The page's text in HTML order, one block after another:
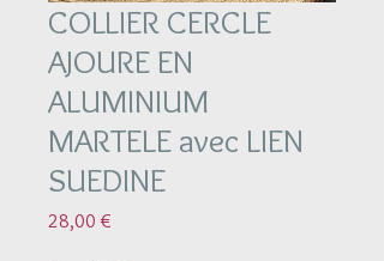
COLLIER CERCLE
AJOURE EN
ALUMINIUM
MARTELE avec LIEN
SUEDINE
28,00 €